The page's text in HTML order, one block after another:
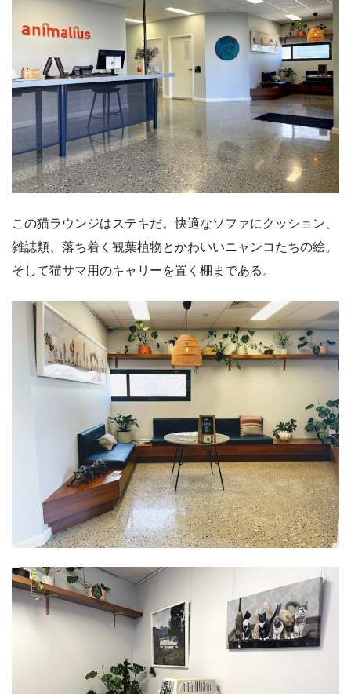
この猫ラウンジはステキだ。快適なソファにクッション、
雑誌類、落ち着く観葉植物とかわいいニャンコたちの絵。
そして猫サマ用のキャリーを置く棚まである。